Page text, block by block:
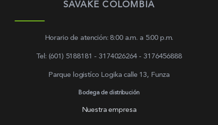
SAVAKE COLOMBIA
Horario de atención: 8:00 a.m. a 5:00 p.m.
Tel: (601) 5188181 - 3174026264 - 3176456888
Parque logistíco Logika calle 13, Funza
Bodega de distribución
Nuestra empresa